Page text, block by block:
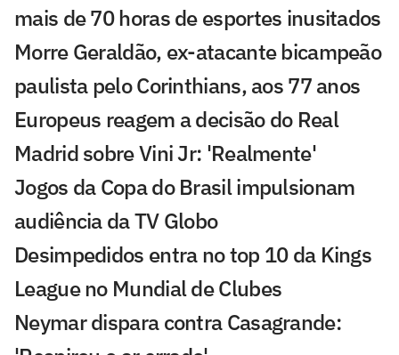
mais de 70 horas de esportes inusitados
Morre Geraldão, ex-atacante bicampeão
paulista pelo Corinthians, aos 77 anos
Europeus reagem a decisão do Real
Madrid sobre Vini Jr: 'Realmente'
Jogos da Copa do Brasil impulsionam
audiência da TV Globo
Desimpedidos entra no top 10 da Kings
League no Mundial de Clubes
Neymar dispara contra Casagrande: